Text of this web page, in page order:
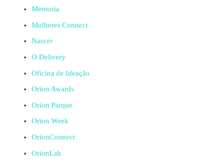
Mentoria
Mulheres Connect
Nascer
O Delivery
Oficina de Ideação
Orion Awards
Orion Parque
Orion Week
OrionConnect
OrionLab